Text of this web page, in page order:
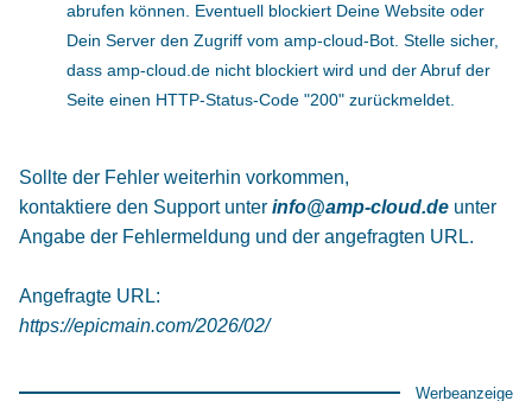
abrufen können. Eventuell blockiert Deine Website oder
Dein Server den Zugriff vom amp-cloud-Bot. Stelle sicher,
dass amp-cloud.de nicht blockiert wird und der Abruf der
Seite einen HTTP-Status-Code "200" zurückmeldet.
Sollte der Fehler weiterhin vorkommen,
kontaktiere den Support unter info@amp-cloud.de unter
Angabe der Fehlermeldung und der angefragten URL.
Angefragte URL:
https://epicmain.com/2026/02/
Werbeanzeige